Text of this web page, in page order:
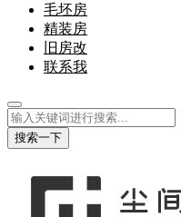
毛坯房
精装房
旧房改
联系我
搜索一下